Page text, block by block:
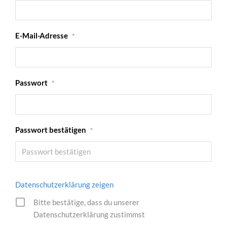
E-Mail-Adresse *
Passwort *
Passwort bestätigen *
Datenschutzerklärung zeigen
Bitte bestätige, dass du unserer
Datenschutzerklärung zustimmst